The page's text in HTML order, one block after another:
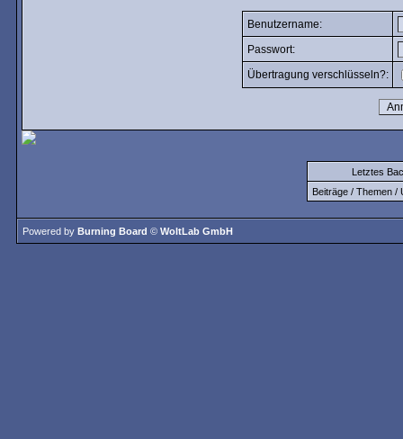
Benutzername:
Passwort:
Übertragung verschlüsseln?:
Letztes
Beiträge / Themen /
Powered by Burning Board © WoltLab GmbH